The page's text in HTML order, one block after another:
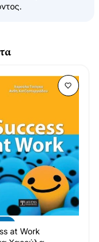
at Work